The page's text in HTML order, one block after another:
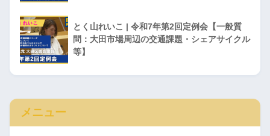
とく山れいこ | 令和7年第2回定例会【一般質
問：大田市場周辺の交通課題・シェアサイクル
等】
メニュー